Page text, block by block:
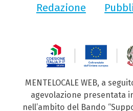
Redazione
MENTELOCALE WEB, a
agevolazione presentata
nell’ambito del Bando